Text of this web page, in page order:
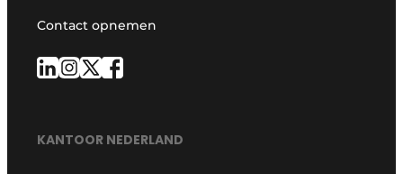
Contact opnemen
KANTOOR NEDERLAND